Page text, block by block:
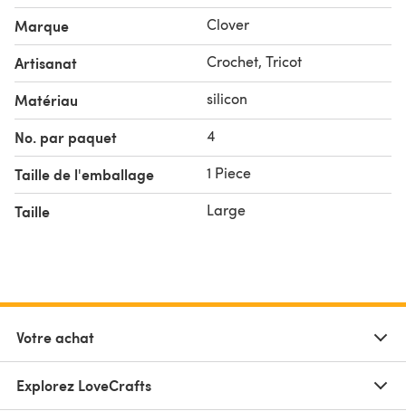
Marque Clover
Artisanat Crochet, Tricot
Matériau silicon
No. par paquet 4
Taille de l'emballage 1 Piece
Taille Large
Votre achat
Explorez LoveCrafts